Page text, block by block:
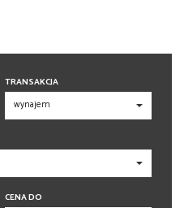
TRANSAKCJA
CENA DO